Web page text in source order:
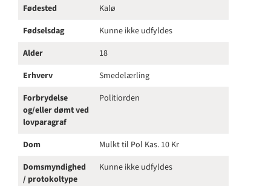
Fødested
Kalø
Fødselsdag
Kunne ikke udfyldes
Alder
18
Erhverv
Smedelærling
Forbrydelse
og/eller dømt ved
lovparagraf
Politiorden
Dom
Mulkt til Pol Kas. 10 Kr
Domsmyndighed
/ protokoltype
Kunne ikke udfyldes